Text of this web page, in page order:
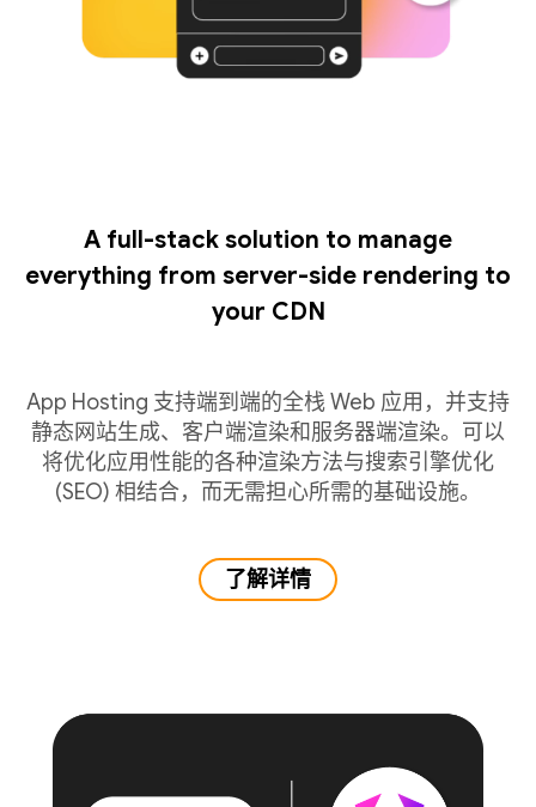
A full-stack solution to manage
everything from server-side rendering to
your CDN
App Hosting 支持端到端的全栈 Web 应用，并支持
静态网站生成、客户端渲染和服务器端渲染。可以
将优化应用性能的各种渲染方法与搜索引擎优化
(SEO) 相结合，而无需担心所需的基础设施。
了解详情